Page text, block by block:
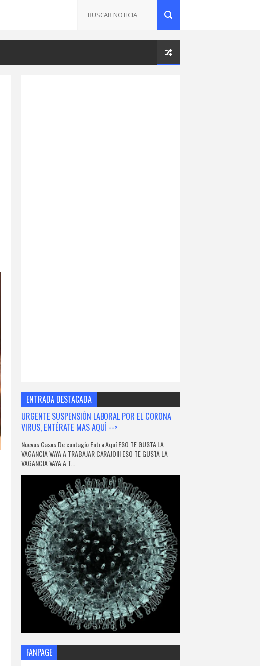
ENTRADA DESTACADA
URGENTE SUSPENSIÓN LABORAL POR EL CORONA
VIRUS, ENTÉRATE MAS AQUÍ -->
Nuevos Casos De contagio Entra Aquí ESO TE GUSTA LA
VAGANCIA VAYA A TRABAJAR CARAJO!!! ESO TE GUSTA LA
VAGANCIA VAYA A T...
FANPAGE